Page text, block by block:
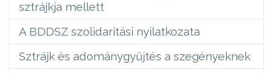
sztrájkja mellett
A BDDSZ szolidaritási nyilatkozata
Sztrájk és adománygyűjtés a szegényeknek